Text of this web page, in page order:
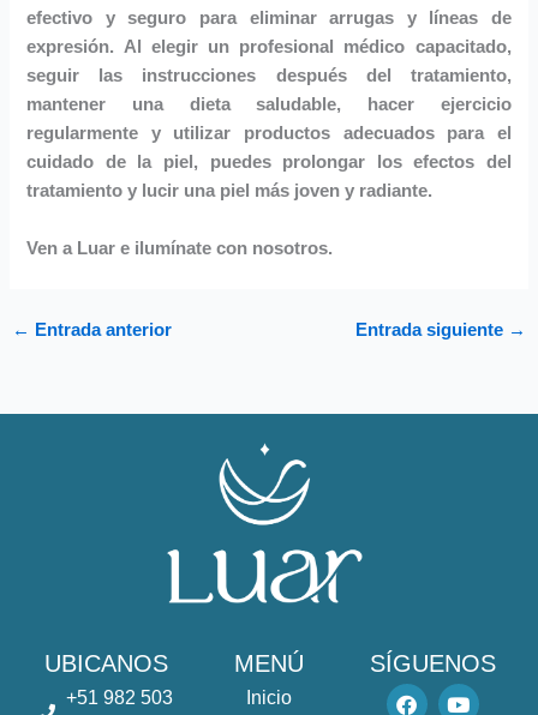
efectivo y seguro para eliminar arrugas y líneas de
expresión. Al elegir un profesional médico capacitado,
seguir las instrucciones después del tratamiento,
mantener una dieta saludable, hacer ejercicio
regularmente y utilizar productos adecuados para el
cuidado de la piel, puedes prolongar los efectos del
tratamiento y lucir una piel más joven y radiante.
Ven a Luar e ilumínate con nosotros.
← Entrada anterior Entrada siguiente →
UBICANOS
+51 982 503
MENÚ
Inicio
SÍGUENOS
F
Y
I
T